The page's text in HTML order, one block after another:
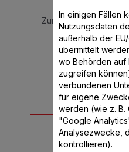
Zum Schluss Salz
Für
In einigen Fällen
Nutzungsdaten
außerhalb der
übermittelt
wo Behörden auf
zugreifen
verbundenen
für eigene
werden (wie z. B.
"Google
Analysezwecke,
kontrollieren).